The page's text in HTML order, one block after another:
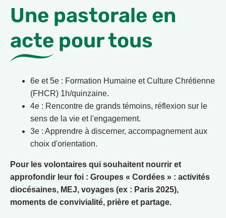
Une pastorale en
acte pour tous
6e et 5e : Formation Humaine et Culture Chrétienne
(FHCR) 1h/quinzaine.
4e : Rencontre de grands témoins, réflexion sur le
sens de la vie et l'engagement.
3e : Apprendre à discerner, accompagnement aux
choix d'orientation.
Pour les volontaires qui souhaitent nourrir et
approfondir leur foi : Groupes « Cordées » : activités
diocésaines, MEJ, voyages (ex : Paris 2025),
moments de convivialité, prière et partage.